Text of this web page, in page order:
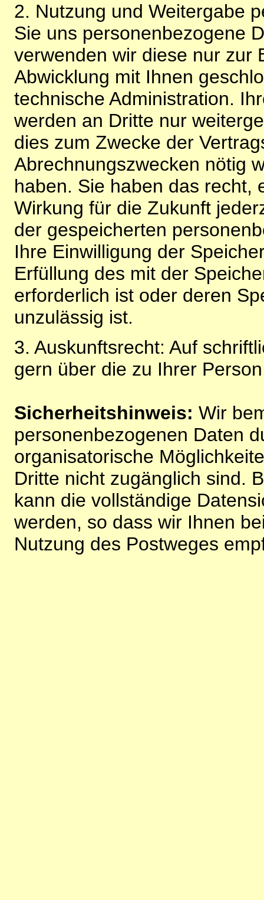
2. Nutzung und Weitergabe
Sie uns personenbezogene
verwenden wir diese nur zur
Abwicklung mit Ihnen
technische Administration.
werden an Dritte nur
dies zum Zwecke der
Abrechnungszwecken nötig
haben. Sie haben das recht,
Wirkung für die Zukunft
der gespeicherten
Ihre Einwilligung der
Erfüllung des mit der
erforderlich ist oder deren
unzulässig ist.
3. Auskunftsrecht: Auf
gern über die zu Ihrer
Sicherheitshinweis: Wir
personenbezogenen Daten
organisatorische
Dritte nicht zugänglich sind.
kann die vollständige
werden, so dass wir Ihnen
Nutzung des Postweges